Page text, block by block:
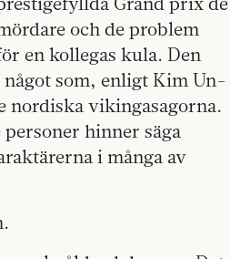
och de problem
en kollegas kula. Den
som, enligt Kim Un-
nordiska vikingasagorna.
hinner säga
i många av